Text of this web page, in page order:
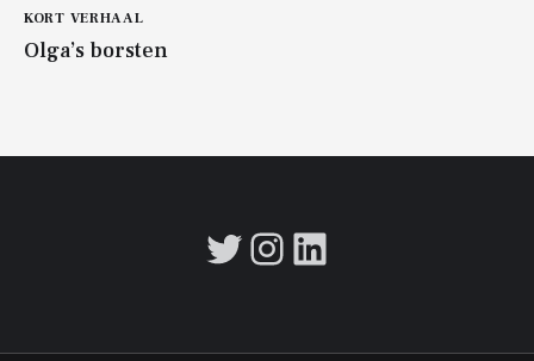
KORT VERHAAL
Olga’s borsten
Twitter
Instagram
LinkedIn